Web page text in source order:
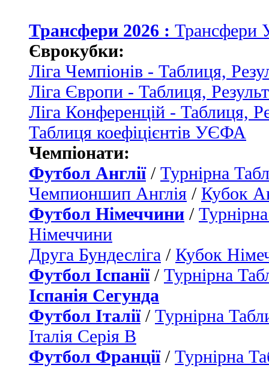
Трансфери 2026 : Трансфери
Єврокубки:
Ліга Чемпіонів - Таблиця,
Ліга Європи - Таблиця,
Ліга Конференцій - Таблиця,
Таблиця коефіцієнтів УЄФА
Чемпіонати:
Футбол Англії/ Турнірна
Чемпионшип Англія / Кубок
Футбол Німеччини /
Німеччини
Друга Бундесліга / Кубок
Футбол Іспанії/ Турнірна
Іспанія Сегунда
Футбол Італії/ Турнірна
Італія Серія B
Футбол Франції/ Турнірна